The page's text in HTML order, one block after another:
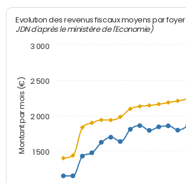
Montant par mois (€)
Evolution des revenus fiscaux moyens par foyer
JDN d'après le ministère de l'Economie)
1 500
2 000
2 500
3 000